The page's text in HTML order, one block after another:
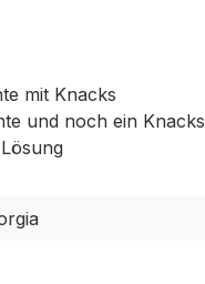
mit Knacks
und noch ein Knacks